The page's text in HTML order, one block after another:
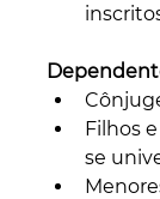
Filhos
se